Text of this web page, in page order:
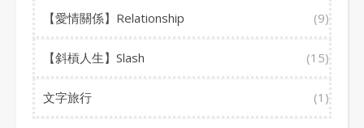
【愛情關係】Relationship (9)
【斜槓人生】Slash (15)
文字旅行 (1)